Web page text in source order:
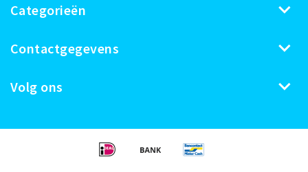
Categorieën
Contactgegevens
Volg ons